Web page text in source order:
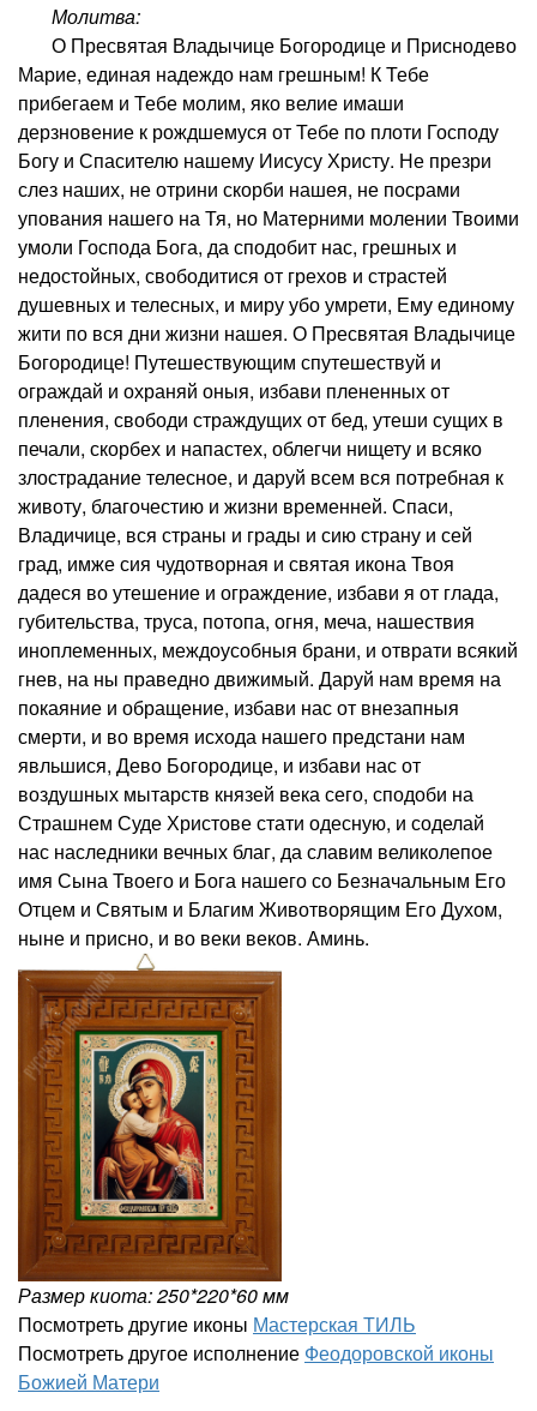
Молитва:
О Пресвятая Владычице Богородице и Приснодево
Марие, единая надеждо нам грешным! К Тебе
прибегаем и Тебе молим, яко велие имаши
дерзновение к рождшемуся от Тебе по плоти Господу
Богу и Спасителю нашему Иисусу Христу. Не презри
слез наших, не отрини скорби нашея, не посрами
упования нашего на Тя, но Матерними молении Твоими
умоли Господа Бога, да сподобит нас, грешных и
недостойных, свободитися от грехов и страстей
душевных и телесных, и миру убо умрети, Ему единому
жити по вся дни жизни нашея. О Пресвятая Владычице
Богородице! Путешествующим спутешествуй и
ограждай и охраняй оныя, избави плененных от
пленения, свободи страждущих от бед, утеши сущих в
печали, скорбех и напастех, облегчи нищету и всяко
злострадание телесное, и даруй всем вся потребная к
животу, благочестию и жизни временней. Спаси,
Владичице, вся страны и грады и сию страну и сей
град, имже сия чудотворная и святая икона Твоя
дадеся во утешение и ограждение, избави я от глада,
губительства, труса, потопа, огня, меча, нашествия
иноплеменных, междоусобныя брани, и отврати всякий
гнев, на ны праведно движимый. Даруй нам время на
покаяние и обращение, избави нас от внезапныя
смерти, и во время исхода нашего предстани нам
явльшися, Дево Богородице, и избави нас от
воздушных мытарств князей века сего, сподоби на
Страшнем Суде Христове стати одесную, и соделай
нас наследники вечных благ, да славим великолепое
имя Сына Твоего и Бога нашего со Безначальным Его
Отцем и Святым и Благим Животворящим Его Духом,
ныне и присно, и во веки веков. Аминь.
Размер киота: 250*220*60 мм
Посмотреть другие иконы Мастерская ТИЛЬ
Посмотреть другое исполнение Феодоровской иконы
Божией Матери